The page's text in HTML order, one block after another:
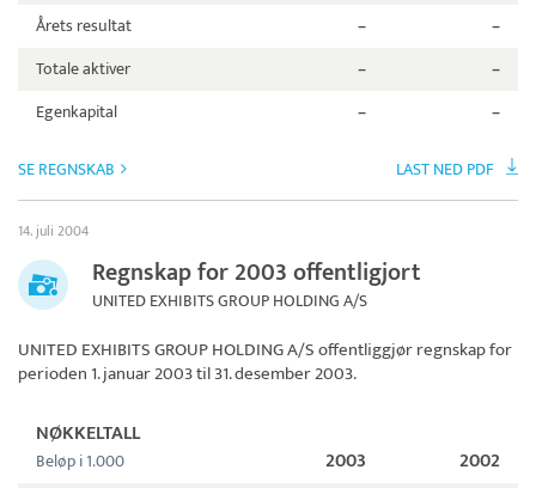
Årets resultat –
–
Totale aktiver
–
–
Egenkapital
– –
SE REGNSKAB LAST NED PDF
14. juli 2004
Regnskap for 2003 offentligjort
UNITED EXHIBITS GROUP HOLDING A/S
UNITED EXHIBITS GROUP HOLDING A/Soffentliggjør regnskap for
perioden 1. januar 2003 til 31. desember 2003.
NØKKELTALL
Beløp i 1.000 2003 2002